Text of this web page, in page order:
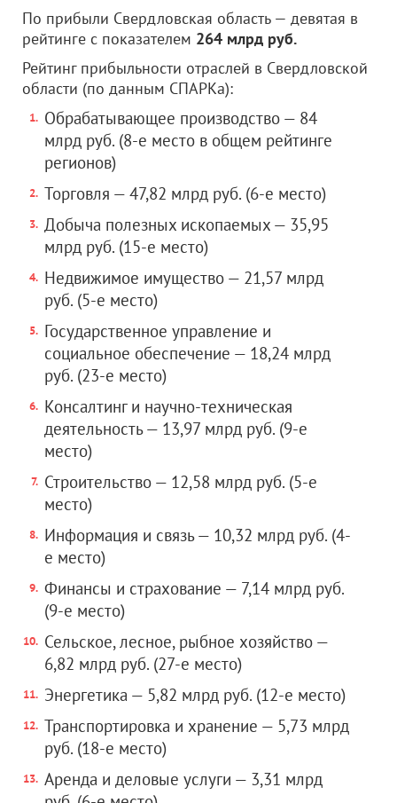
По прибыли Свердловская область — девятая в
рейтинге с показателем 264 млрд руб.
Рейтинг прибыльности отраслей в Свердловской
области (по данным СПАРКа):
Обрабатывающее производство — 84
млрд руб. (8-е место в общем рейтинге
регионов)
Торговля — 47,82 млрд руб. (6-е место)
Добыча полезных ископаемых — 35,95
млрд руб. (15-е место)
Недвижимое имущество — 21,57 млрд
руб. (5-е место)
Государственное управление и
социальное обеспечение — 18,24 млрд
руб. (23-е место)
Консалтинг и научно-техническая
деятельность — 13,97 млрд руб. (9-е
место)
Строительство — 12,58 млрд руб. (5-е
место)
Информация и связь — 10,32 млрд руб. (4-
е место)
Финансы и страхование — 7,14 млрд руб.
(9-е место)
Сельское, лесное, рыбное хозяйство —
6,82 млрд руб. (27-е место)
Энергетика — 5,82 млрд руб. (12-е место)
Транспортировка и хранение — 5,73 млрд
руб. (18-е место)
Аренда и деловые услуги — 3,31 млрд